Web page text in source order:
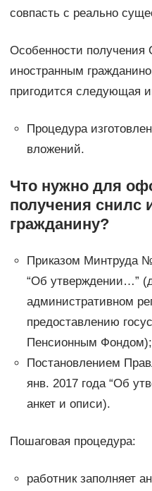
совпасть с реально
Особенности
иностранным
пригодится следующая
Процедура
вложений.
Что нужно для
получения снилс
гражданину?
Приказом Минтруда
“Об утверждении…”
административном
предоставлению
Пенсионным Фондом);
Постановлением
янв. 2017 года “Об
анкет и описи).
Пошаговая процедура:
работник заполняет